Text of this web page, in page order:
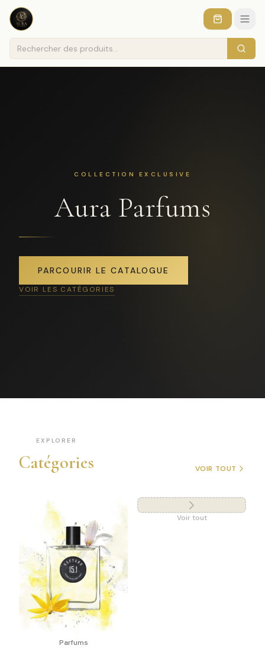
COLLECTION EXCLUSIVE
Aura Parfums
PARCOURIR LE CATALOGUE
VOIR LES CATÉGORIES
EXPLORER
Catégories VOIR TOUT
Parfums
Voir tout